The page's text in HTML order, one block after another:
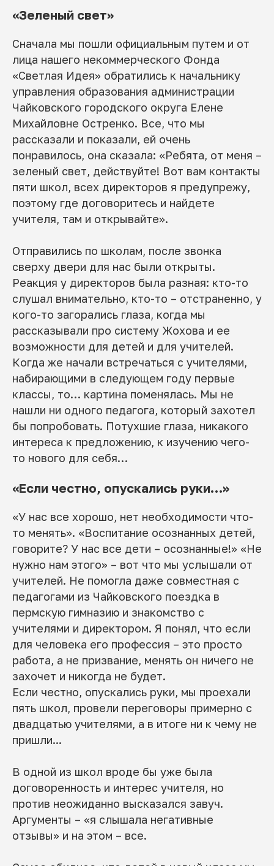
«Зеленый свет»
Сначала мы пошли официальным путем и от
лица нашего некоммерческого Фонда
«Светлая Идея» обратились к начальнику
управления образования администрации
Чайковского городского округа Елене
Михайловне Остренко. Все, что мы
рассказали и показали, ей очень
понравилось, она сказала: «Ребята, от меня –
зеленый свет, действуйте! Вот вам контакты
пяти школ, всех директоров я предупрежу,
поэтому где договоритесь и найдете
учителя, там и открывайте».
Отправились по школам, после звонка
сверху двери для нас были открыты.
Реакция у директоров была разная: кто-то
слушал внимательно, кто-то – отстраненно, у
кого-то загорались глаза, когда мы
рассказывали про систему Жохова и ее
возможности для детей и для учителей.
Когда же начали встречаться с учителями,
набирающими в следующем году первые
классы, то… картина поменялась. Мы не
нашли ни одного педагога, который захотел
бы попробовать. Потухшие глаза, никакого
интереса к предложению, к изучению чего-
то нового для себя…
«Если честно, опускались руки…»
«У нас все хорошо, нет необходимости что-
то менять». «Воспитание осознанных детей,
говорите? У нас все дети – осознанные!» «Не
нужно нам этого» – вот что мы услышали от
учителей. Не помогла даже совместная с
педагогами из Чайковского поездка в
пермскую гимназию и знакомство с
учителями и директором. Я понял, что если
для человека его профессия – это просто
работа, а не призвание, менять он ничего не
захочет и никогда не будет.
Если честно, опускались руки, мы проехали
пять школ, провели переговоры примерно с
двадцатью учителями, а в итоге ни к чему не
пришли...
В одной из школ вроде бы уже была
договоренность и интерес учителя, но
против неожиданно высказался завуч.
Аргументы – «я слышала негативные
отзывы» и на этом – все.